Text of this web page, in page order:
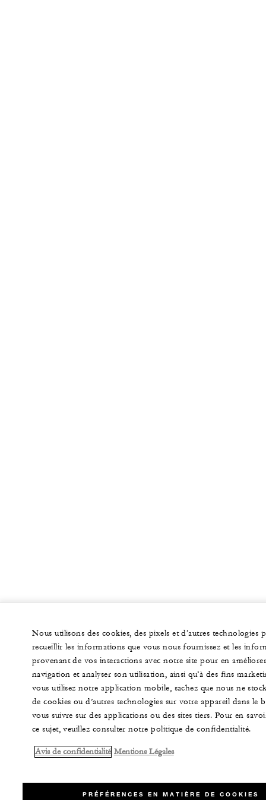
Nous utilisons des cookies, des pixels et d’autres technologies
recueillir les informations que vous nous fournissez et les
provenant de vos interactions avec notre site pour en
navigation et analyser son utilisation, ainsi qu’à des fins
vous utilisez notre application mobile, sachez que nous ne
de cookies ou d’autres technologies sur votre appareil dans le
vous suivre sur des applications ou des sites tiers. Pour en
ce sujet, veuillez consulter notre politique de confidentialité.
Avis de confidentialité Mentions Légales
PRÉFÉRENCES EN MATIÈRE DE COOKIES